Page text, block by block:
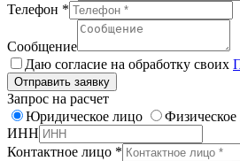
Телефон *
Сообщение
Даю согласие на обработку своих
Отправить заявку
Запрос на расчет
Юридическое лицо
ИНН
Контактное лицо *